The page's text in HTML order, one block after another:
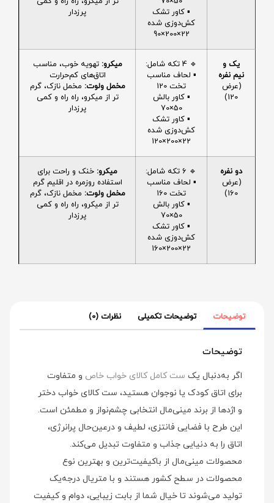
▪️ کاور تشک
کش‌دوزی شده
22×200×90
پرزدار
یک و
نیم نفره
(عرض
120)
🔹 4 تکه شامل:
▪️ لحاف مناسب
تخت 120
▪️ کاور بالش
50×70
▪️ کاور تشک
کش‌دوزی شده
22×200×120
میکرو: تهویه خوب، مناسب
اتاق‌های کم‌حرارت
مخمل ولوت: مخمل نازک، گرم
تر از میکرو، راه راه و کمی
پرزدار
دو نفره
(عرض
160)
🔹 6 تکه شامل:
▪️ لحاف مناسب
تخت 160
▪️ کاور بالش
50×70
▪️ کاور تشک
کش‌دوزی شده
22×200×160
میکرو: خنک و راحت برای
استفاده روزمره در اقلیم گرم
مخمل ولوت: مخمل نازک، گرم
تر از میکرو، راه راه و کمی
پرزدار
توضیحات توضیحات تکمیلی نظرات (0)
توضیحات
اگر به‌دنبال یک ست کامل کالای خواب خاص و متفاوت
برای اتاق کودک یا نوجوان هستید، ست کالای خواب دختر
و اژدها از برند مینی‌مال انتخابی چشم‌نواز و مطمئن است.
این طرح با فضایی فانتزی، لطیف و درعین‌حال پرانرژی،
اتاق را به دنیایی جذاب و متفاوت تبدیل می‌کند.
محصولات مینی‌مال از باکیفیت‌ترین و بهترین نوع
محصولات در سطح کشور هستند و با متریال درجه‌یک
تولید می‌شوند تا خیال شما از بابت زیبایی، دوام و کیفیت